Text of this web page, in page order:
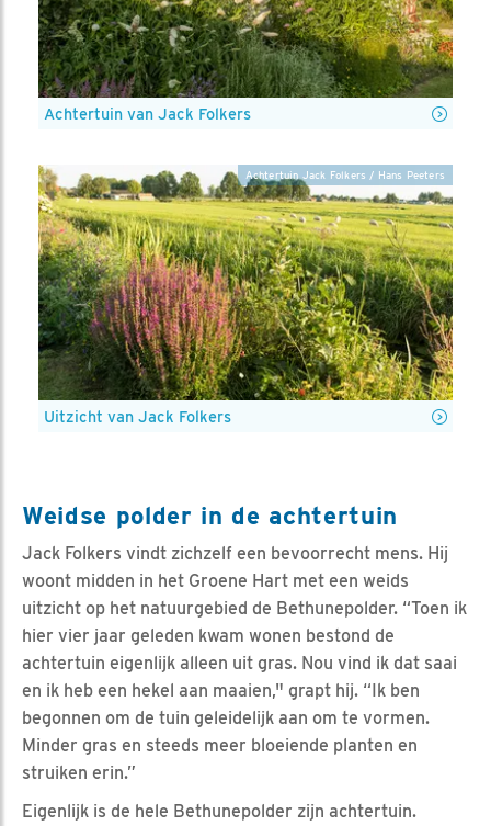
Achtertuin van Jack Folkers
Uitzicht van Jack Folkers
Achtertuin Jack Folkers / Hans Peeters
Weidse polder in de achtertuin
Jack Folkers vindt zichzelf een bevoorrecht mens. Hij
woont midden in het Groene Hart met een weids
uitzicht op het natuurgebied de Bethunepolder. “Toen ik
hier vier jaar geleden kwam wonen bestond de
achtertuin eigenlijk alleen uit gras. Nou vind ik dat saai
en ik heb een hekel aan maaien," grapt hij. “Ik ben
begonnen om de tuin geleidelijk aan om te vormen.
Minder gras en steeds meer bloeiende planten en
struiken erin.”
Eigenlijk is de hele Bethunepolder zijn achtertuin.